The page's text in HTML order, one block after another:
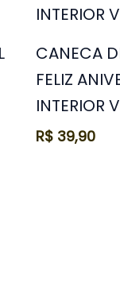
CANECA
FELIZ
INTERIOR
R$ 39,90